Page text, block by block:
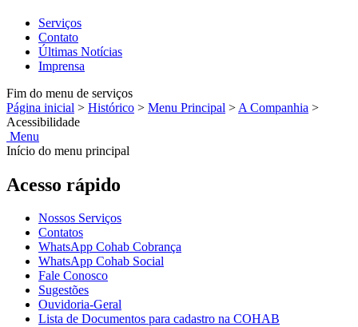
Serviços
Contato
Últimas Notícias
Imprensa
Fim do menu de serviços
Página inicial > Histórico > Menu Principal > A Companhia >
Acessibilidade
Menu
Início do menu principal
Acesso rápido
Nossos Serviços
Contatos
WhatsApp Cohab Cobrança
WhatsApp Cohab Social
Fale Conosco
Sugestões
Ouvidoria-Geral
Lista de Documentos para cadastro na COHAB